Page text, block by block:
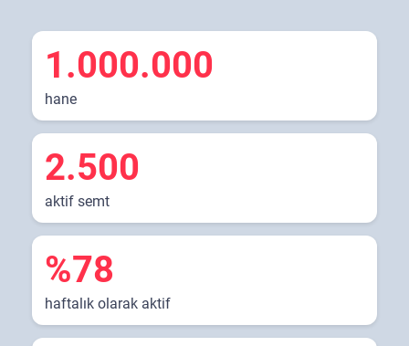
1.000.000
hane
2.500
aktif semt
%78
haftalık olarak aktif